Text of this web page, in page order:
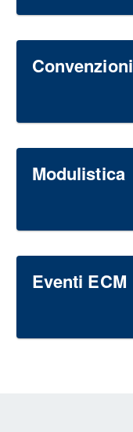
Convenzioni
Modulistica
Eventi ECM